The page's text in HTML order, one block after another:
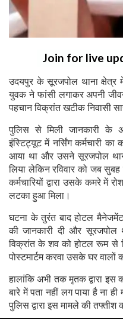
Join for live
उदयपुर के सूरजपोल थाना क्षेत्र
युवक ने फांसी लगाकर अपनी
पहचान विक्रांत खटीक निवासी
पुलिस से मिली जानकारी के
इंस्टिट्यूट में नर्सिंग कर्मचारी
आया था और उसने सूरजपोल
लिया लेकिन रविवार को जब
कर्मचारियों द्वारा उसके कमरे में
लटका हुआ मिला।
घटना के तुरंत बाद होटल
की जानकारी दी और
विक्रांत के शव को होटल रूम से
पोस्टमार्टम करवा उसके घर वालों
हालांकि अभी तक मृतक द्वारा
बारे में पता नहीं लग पाया है ना
पुलिस द्वारा इस मामले की तफ्तीश